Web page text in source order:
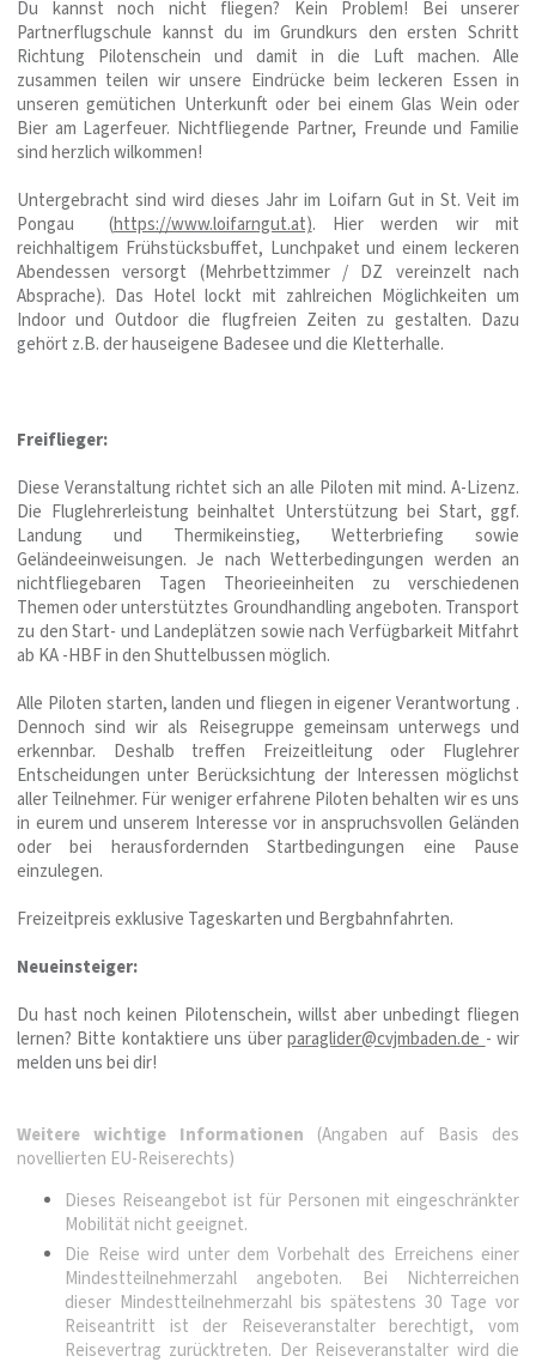
Du kannst noch nicht fliegen? Kein Problem! Bei unserer
Partnerflugschule kannst du im Grundkurs den ersten Schritt
Richtung Pilotenschein und damit in die Luft machen. Alle
zusammen teilen wir unsere Eindrücke beim leckeren Essen in
unseren gemütichen Unterkunft oder bei einem Glas Wein oder
Bier am Lagerfeuer. Nichtfliegende Partner, Freunde und Familie
sind herzlich wilkommen!
Untergebracht sind wird dieses Jahr im Loifarn Gut in St. Veit im
Pongau (https://www.loifarngut.at). Hier werden wir mit
reichhaltigem Frühstücksbuffet, Lunchpaket und einem leckeren
Abendessen versorgt (Mehrbettzimmer / DZ vereinzelt nach
Absprache). Das Hotel lockt mit zahlreichen Möglichkeiten um
Indoor und Outdoor die flugfreien Zeiten zu gestalten. Dazu
gehört z.B. der hauseigene Badesee und die Kletterhalle.
Freiflieger:
Diese Veranstaltung richtet sich an alle Piloten mit mind. A-Lizenz.
Die Fluglehrerleistung beinhaltet Unterstützung bei Start, ggf.
Landung und Thermikeinstieg, Wetterbriefing sowie
Geländeeinweisungen. Je nach Wetterbedingungen werden an
nichtfliegebaren Tagen Theorieeinheiten zu verschiedenen
Themen oder unterstütztes Groundhandling angeboten. Transport
zu den Start- und Landeplätzen sowie nach Verfügbarkeit Mitfahrt
ab KA -HBF in den Shuttelbussen möglich.
Alle Piloten starten, landen und fliegen in eigener Verantwortung .
Dennoch sind wir als Reisegruppe gemeinsam unterwegs und
erkennbar. Deshalb treffen Freizeitleitung oder Fluglehrer
Entscheidungen unter Berücksichtung der Interessen möglichst
aller Teilnehmer. Für weniger erfahrene Piloten behalten wir es uns
in eurem und unserem Interesse vor in anspruchsvollen Geländen
oder bei herausfordernden Startbedingungen eine Pause
einzulegen.
Freizeitpreis exklusive Tageskarten und Bergbahnfahrten.
Neueinsteiger:
Du hast noch keinen Pilotenschein, willst aber unbedingt fliegen
lernen? Bitte kontaktiere uns überparaglider@cvjmbaden.de- wir
melden uns bei dir!
Weitere wichtige Informationen
(Angaben auf Basis des
novellierten EU-Reiserechts)
Dieses Reiseangebot ist für Personen mit eingeschränkter
Mobilität nicht geeignet.
Die Reise wird unter dem Vorbehalt des Erreichens einer
Mindestteilnehmerzahl angeboten. Bei Nichterreichen
dieser Mindestteilnehmerzahl bis spätestens 30 Tage vor
Reiseantritt ist der Reiseveranstalter berechtigt, vom
Reisevertrag zurücktreten. Der Reiseveranstalter wird die